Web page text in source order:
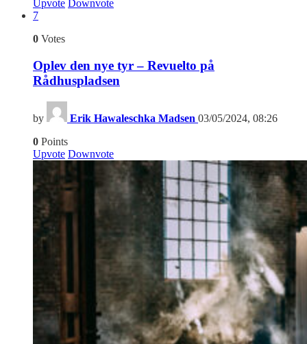
Upvote Downvote
7
0 Votes
Oplev den nye tyr – Revuelto på
Rådhuspladsen
by Erik Hawaleschka Madsen 03/05/2024, 08:26
0 Points
Upvote Downvote